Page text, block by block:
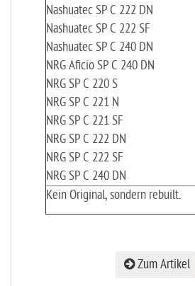
Nashuatec SP C 222 DN
Nashuatec SP C 222 SF
Nashuatec SP C 240 DN
NRG Aficio SP C 240 DN
NRG SP C 220 S
NRG SP C 221 N
NRG SP C 221 SF
NRG SP C 222 DN
NRG SP C 222 SF
NRG SP C 240 DN
Kein Original, sondern rebuilt.
Zum Artikel